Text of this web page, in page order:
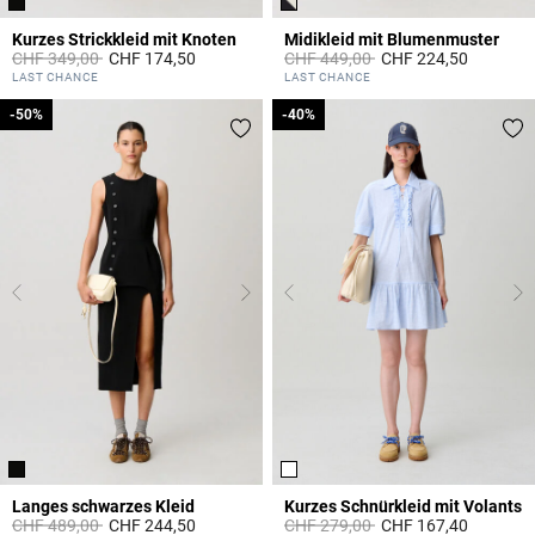
Kurzes Strickkleid mit Knoten
Price reduced from
CHF 349,00toCHF 174,50
5 out of 5 Customer Rating
LAST CHANCE
Midikleid mit Blumenmuster
Price reduced from
CHF 449,00toCHF 224,50
5 out of 5 Customer Rating
LAST CHANCE
Langes schwarzes Kleid
Price reduced from
CHF 489,00to
-50%
CHF 244,50
-50%
Kurzes Schnürkleid mit Volants
Price reduced from
CHF 279,00to
-40%
CHF 167,40
-40%